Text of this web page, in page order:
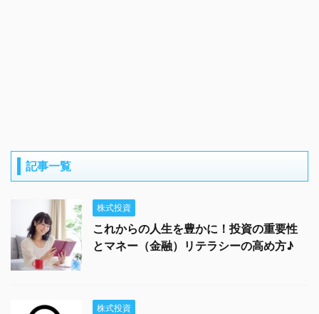
記事一覧
株式投資
これからの人生を豊かに！投資の重要性
とマネー（金融）リテラシーの高め方♪
株式投資